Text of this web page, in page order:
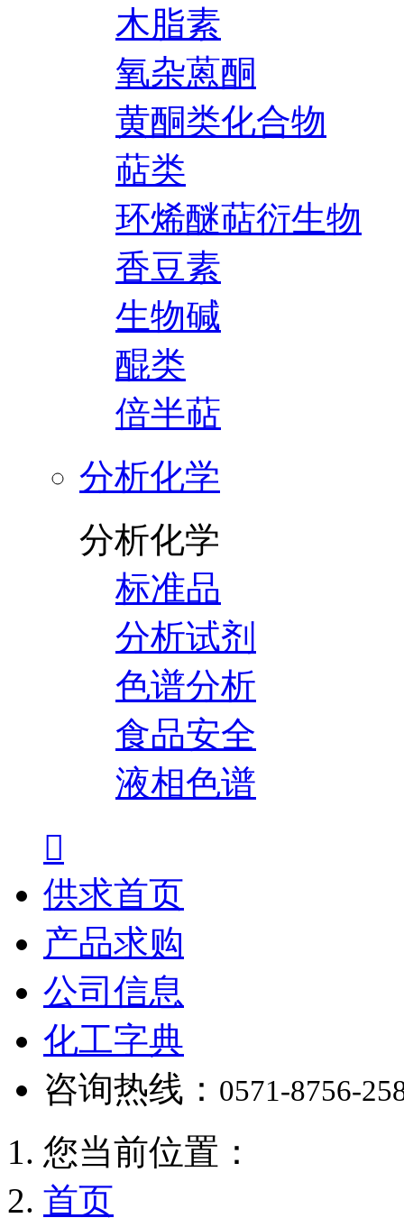
木脂素
氧杂蒽酮
黄酮类化合物
萜类
环烯醚萜衍生物
香豆素
生物碱
醌类
倍半萜
分析化学
分析化学
标准品
分析试剂
色谱分析
食品安全
液相色谱

供求首页
产品求购
公司信息
化工字典
咨询热线： 0571-8756-
您当前位置：
首页